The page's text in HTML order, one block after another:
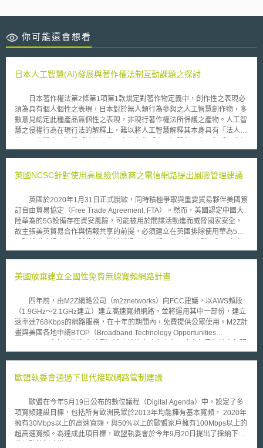
你可能還會想看
日本人工智慧(AI)發展與著作權法制互動課題之探討
日本著作權法第2條第1項第1款規定對著作物定義中，創作性之表現必
須為具有個人個性之表現，日本對於無人類行為參與之人工智慧創作物，多
數意見認定此種產品無個性之表現，非現行著作權法所保護之產物。人工智
慧之侵權行為在現行法的解釋上，難以將人工智慧解釋其本身具有「法人
對人」間發生契約之法律效果。日本政府及學者對人工智慧之探討，一般會
成模型、人工智慧產品四個區塊加以探討。日本政策上放寬著作權之限制，
慧的浪潮，日本亦陸續推出相關人工智慧研發等方針及規範，對於爾後之發
展值得參酌借鏡。
英國NCSC針對使用高風險供應商之電信網路提出風險管理建議
英國於2020年1月31日正式脫歐，同時積極爭取與重要貿易夥伴美國簽
訂自由貿易協定（Free Trade Agreement, FTA）。然而，美國認定中國大
陸華為的5G設備存在資安風險，可能被用於間諜活動進而威脅國家安全，
故主張美英貿易合作與情報共享的前提，必須建立在英國排除使用華為5G
全間求取平衡。英國國家網路安全中心（National Cyber Security Centre,
vendors簡稱HRV）」之電信網路，提出風險管理建議，說明如何因應HRV
分）。目前英國5G及光纖到戶（Fiber To The Home, FTTH）計畫推動處於
關鍵階段，NCSC向電信營運商提出有關使用HRV設備的非拘束性技術建
議，將有助於保護營運商免於外部攻擊，並降低英國電信網路的國家安全風
險。 NCSC在報告中，針對何謂高風險供應商，及如何管理這些供應商
府補貼及營業地點是考量重點：包括該廠商所屬國家政府機構對其施加影響
國法律監管，進而與英國法律相抵觸甚至進行外部指導等。 又為減少
由HRV引起的網路安全風險，NCSC對於HRV控管提出具體建議。包括應
限制在5G或FTTP網路核心功能中使用HRV產品及服務，並將高風險廠商供
應上限設定為35％，有效進行網路安全風險管理，平衡安全性風險和市場供
應多樣化彈性需求。另外，其他具備敏感性的網路營運模式，例如大量個資
美國放棄建立全國性免費無線寬頻網路計畫
四年前，由M2Z網路公司（m2znetworks）向FCC建議，以AWS頻段
（1.9GHz～2.1GHz建立）建立高速寬頻網路，並將運用其中一部份，建立
速率達768Kbps的網路服務，在十年的期間內，免費提供公眾使用。M2Z計
畫與美國各地申請BTOP（Broadband Technology Opportunities
務。後續營運的支出將以廣告、與合作伙伴的收益及自有資金支應，並將支
為這並非一個好的政策措施，並向M2Z公司表示，將不支持這項計畫，而將
過濾色情內容的機制，使其成為家庭友善的服務。之後，包括頻譜使用的干
擾以及768Kbps的免費網路是否符合需求，也引起其他網路服務商的反
對，。而FCC所公布之國家寬頻計畫，其基礎目標是4Mbps之寬頻接取，因
此M2Z的計畫顯然已經不合乎FCC的整體規劃。 消息公開之後，許多
歐盟執委會通過下世代接取網路管制建議
歐盟在今年5月19日公布的數位議程（Digital Agenda）中，設定了多
項寬頻建設目標，包括所有歐洲民眾於2013年均能擁有基本寬頻， 2020年
擁有30Mbps以上的高速寬頻，與50%以上的歐盟家戶擁有100Mbps以上的
超高速寬頻。為達成此項目標，歐盟執委會於今年9月20日提出了採納下世